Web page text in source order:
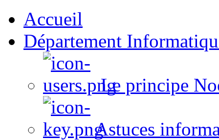
Accueil
Département
Le principe
Astuces